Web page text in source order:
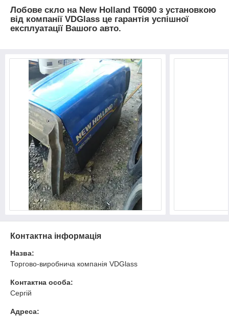
Лобове скло на New Holland T6090 з установкою
від компанії VDGlass це гарантія успішної
експлуатації Вашого авто.
Контактна інформація
Назва:
Торгово-виробнича компанія VDGlass
Контактна особа:
Сергій
Адреса: